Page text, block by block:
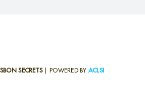
SECRETS| POWERED BY ACLSI